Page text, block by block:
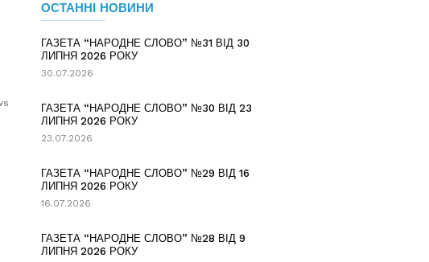
ОСТАННІ НОВИНИ
ГАЗЕТА “НАРОДНЕ СЛОВО” №31 ВІД 30
ЛИПНЯ 2026 РОКУ
30.07.2026
ГАЗЕТА “НАРОДНЕ СЛОВО” №30 ВІД 23
ЛИПНЯ 2026 РОКУ
23.07.2026
ГАЗЕТА “НАРОДНЕ СЛОВО” №29 ВІД 16
ЛИПНЯ 2026 РОКУ
16.07.2026
ГАЗЕТА “НАРОДНЕ СЛОВО” №28 ВІД 9
ЛИПНЯ 2026 РОКУ